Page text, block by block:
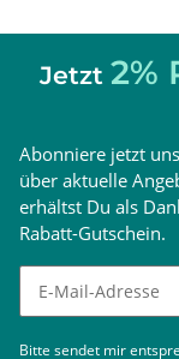
Jetzt 2%
Abonniere jetzt
über aktuelle
erhältst Du als
Rabatt-Gutschein.
Newsletter
Bitte sendet mir